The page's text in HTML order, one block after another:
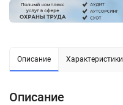
Описание Характеристики
Описание